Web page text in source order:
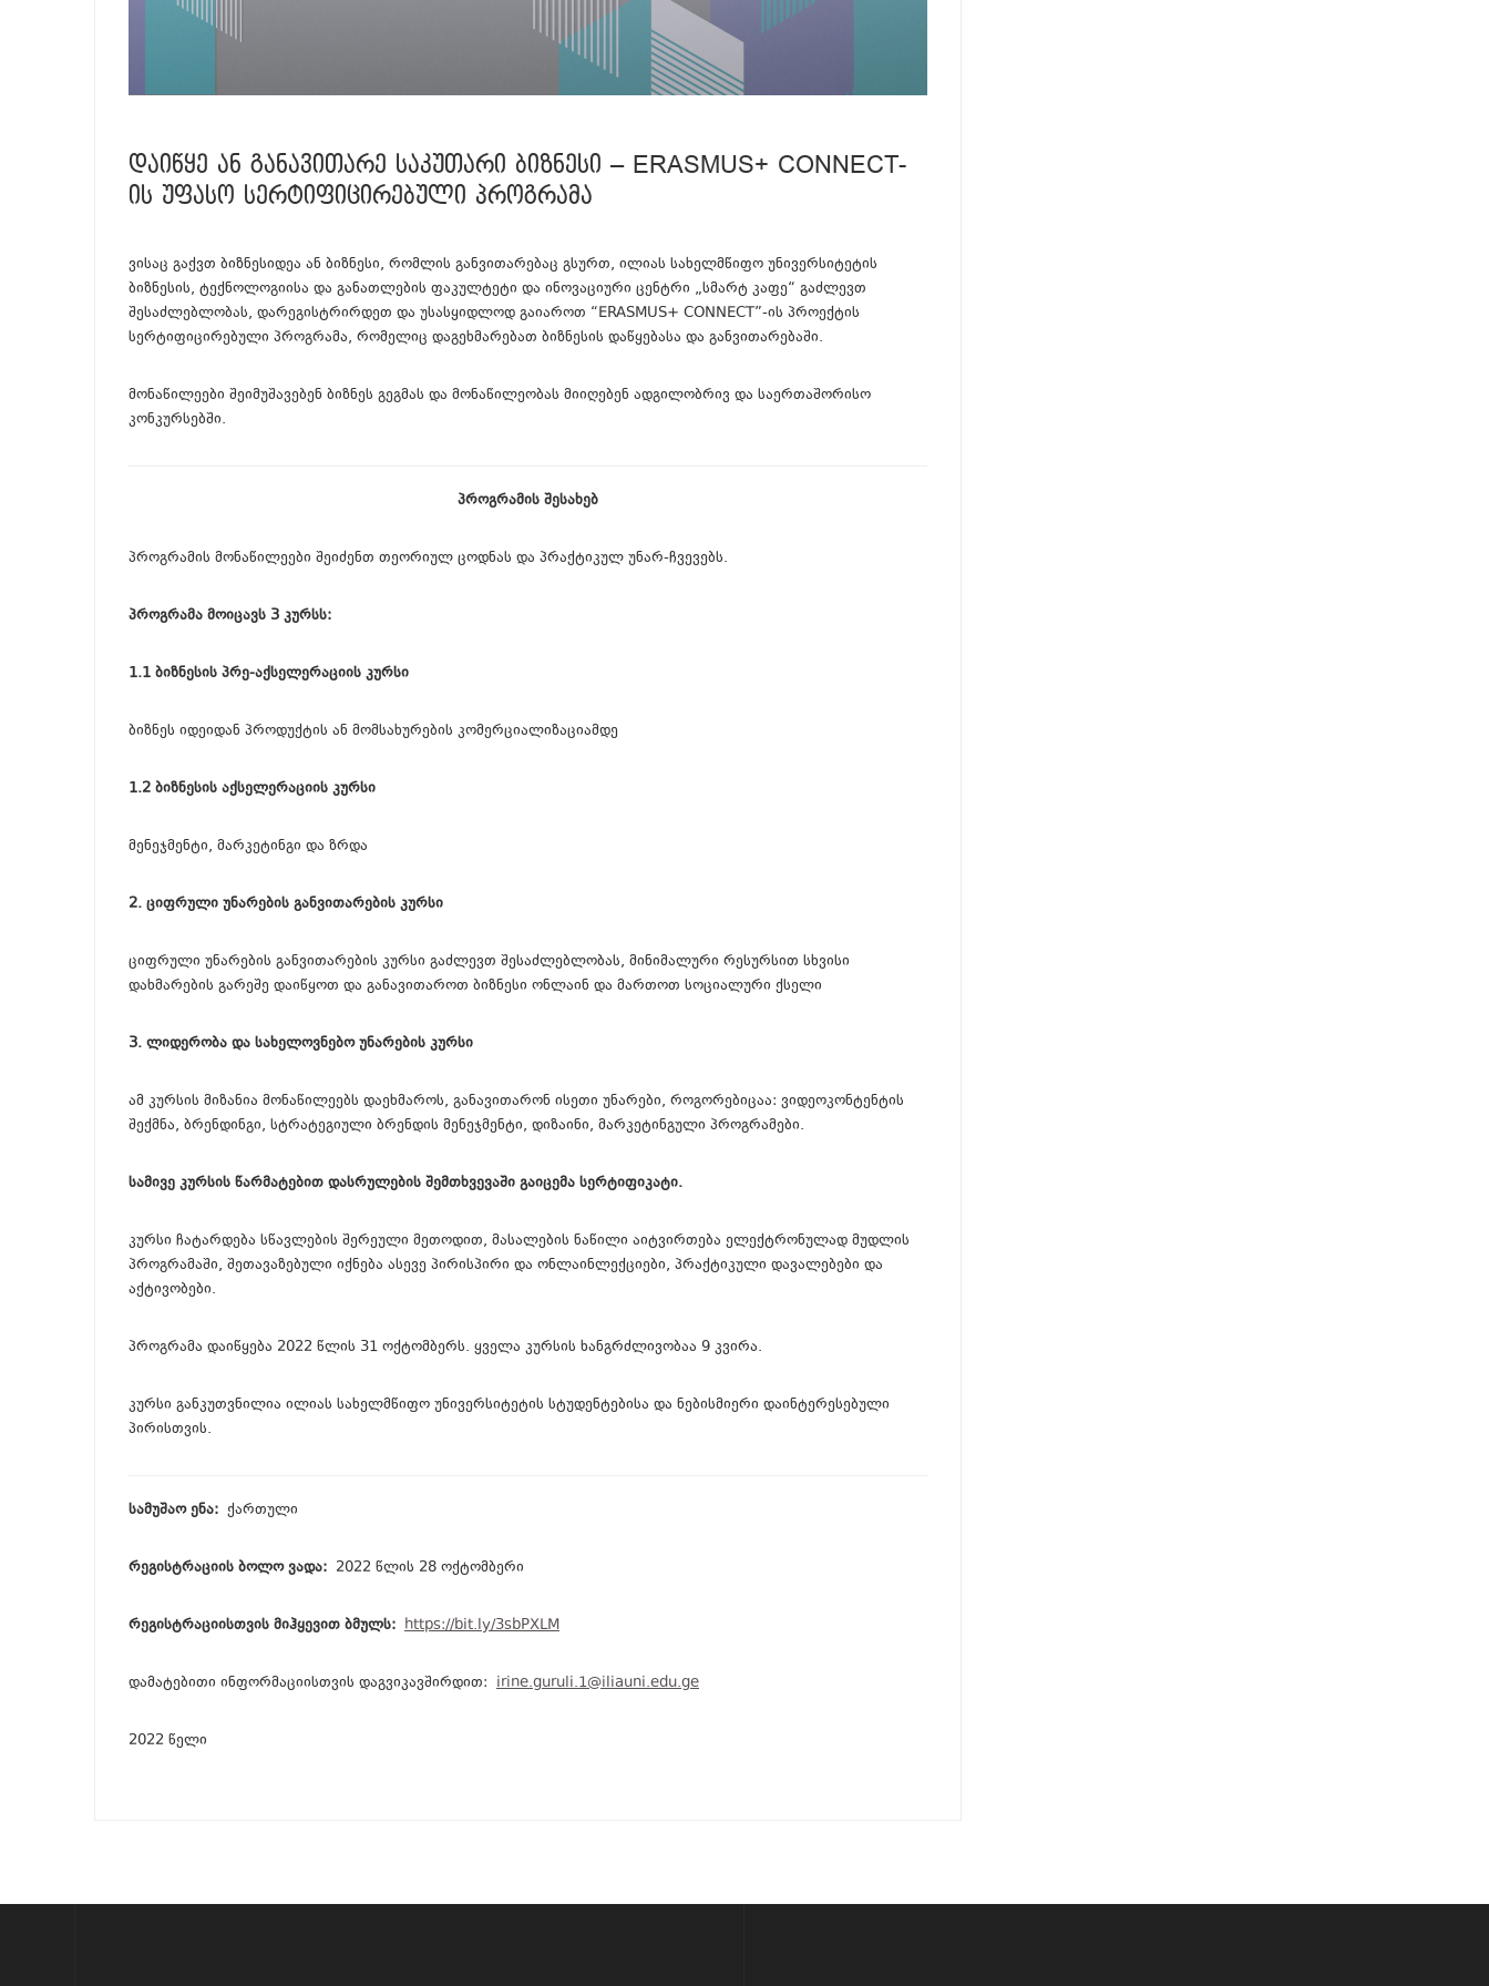
ᲓᲐᲘᲬᲧᲔ ᲐᲜ ᲒᲐᲜᲐᲕᲘᲗᲐᲠᲔ ᲡᲐᲙᲣᲗᲐᲠᲘ ᲑᲘᲖᲜᲔᲡᲘ – ERASMUS+ CONNECT-
ᲘᲡ ᲣᲤᲐᲡᲝ ᲡᲔᲠᲢᲘᲤᲘᲪᲘᲠᲔᲑᲣᲚᲘ ᲞᲠᲝᲒᲠᲐᲛᲐ
ვისაც გაქვთ ბიზნესიდეა ან ბიზნესი, რომლის განვითარებაც გსურთ, ილიას სახელმწიფო უნივერსიტეტის
ბიზნესის, ტექნოლოგიისა და განათლების ფაკულტეტი და ინოვაციური ცენტრი „სმარტ კაფე“ გაძლევთ
შესაძლებლობას, დარეგისტრირდეთ და უსასყიდლოდ გაიაროთ “ERASMUS+ CONNECT”-ის პროექტის
სერტიფიცირებული პროგრამა, რომელიც დაგეხმარებათ ბიზნესის დაწყებასა და განვითარებაში.
მონაწილეები შეიმუშავებენ ბიზნეს გეგმას და მონაწილეობას მიიღებენ ადგილობრივ და საერთაშორისო
კონკურსებში.
პროგრამის შესახებ
პროგრამის მონაწილეები შეიძენთ თეორიულ ცოდნას და პრაქტიკულ უნარ-ჩვევებს.
პროგრამა მოიცავს 3 კურსს:
1.1 ბიზნესის პრე-აქსელერაციის კურსი
ბიზნეს იდეიდან პროდუქტის ან მომსახურების კომერციალიზაციამდე
1.2 ბიზნესის აქსელერაციის კურსი
მენეჯმენტი, მარკეტინგი და ზრდა
2. ციფრული უნარების განვითარების კურსი
ციფრული უნარების განვითარების კურსი გაძლევთ შესაძლებლობას, მინიმალური რესურსით სხვისი
დახმარების გარეშე დაიწყოთ და განავითაროთ ბიზნესი ონლაინ და მართოთ სოციალური ქსელი
3. ლიდერობა და სახელოვნებო უნარების კურსი
ამ კურსის მიზანია მონაწილეებს დაეხმაროს, განავითარონ ისეთი უნარები, როგორებიცაა: ვიდეოკონტენტის
შექმნა, ბრენდინგი, სტრატეგიული ბრენდის მენეჯმენტი, დიზაინი, მარკეტინგული პროგრამები.
სამივე კურსის წარმატებით დასრულების შემთხვევაში გაიცემა სერტიფიკატი.
კურსი ჩატარდება სწავლების შერეული მეთოდით, მასალების ნაწილი აიტვირთება ელექტრონულად მუდლის
პროგრამაში, შეთავაზებული იქნება ასევე პირისპირი და ონლაინლექციები, პრაქტიკული დავალებები და
აქტივობები.
პროგრამა დაიწყება 2022 წლის 31 ოქტომბერს. ყველა კურსის ხანგრძლივობაა 9 კვირა.
კურსი განკუთვნილია ილიას სახელმწიფო უნივერსიტეტის სტუდენტებისა და ნებისმიერი დაინტერესებული
პირისთვის.
სამუშაო ენა: ქართული
რეგისტრაციის ბოლო ვადა: 2022 წლის 28 ოქტომბერი
რეგისტრაციისთვის მიჰყევით ბმულს: https://bit.ly/3sbPXLM
დამატებითი ინფორმაციისთვის დაგვიკავშირდით: irine.guruli.1@iliauni.edu.ge
2022 წელი